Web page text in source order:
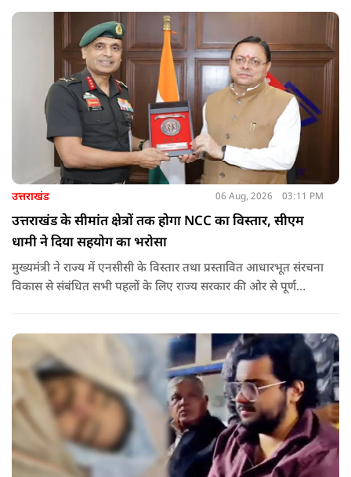
उत्तराखंड 06 Aug, 2026 03:11 PM
उत्तराखंड के सीमांत क्षेत्रों तक होगा NCC का विस्तार, सीएम
धामी ने दिया सहयोग का भरोसा
मुख्यमंत्री ने राज्य में एनसीसी के विस्तार तथा प्रस्तावित आधारभूत संरचना
विकास से संबंधित सभी पहलों के लिए राज्य सरकार की ओर से पूर्ण